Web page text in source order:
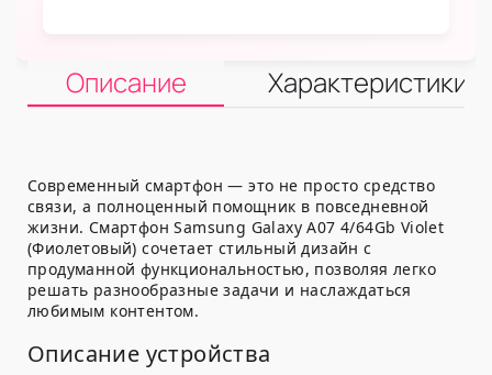
Описание Характеристики
Современный смартфон — это не просто средство
связи, а полноценный помощник в повседневной
жизни. Смартфон Samsung Galaxy A07 4/64Gb Violet
(Фиолетовый) сочетает стильный дизайн с
продуманной функциональностью, позволяя легко
решать разнообразные задачи и наслаждаться
любимым контентом.
Описание устройства